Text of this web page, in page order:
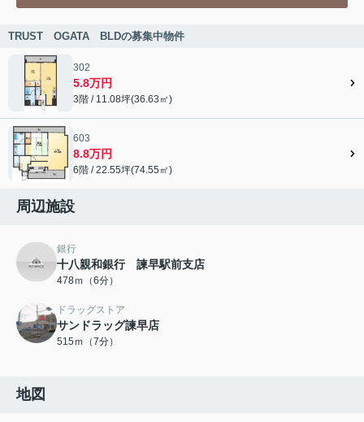
TRUST OGATA BLDの募集中物件
302
5.8万円
3階 / 11.08坪(36.63㎡)
603
8.8万円
6階 / 22.55坪(74.55㎡)
周辺施設
銀行
十八親和銀行 諫早駅前支店
478ｍ（6分）
ドラッグストア
サンドラッグ諫早店
515ｍ（7分）
地図